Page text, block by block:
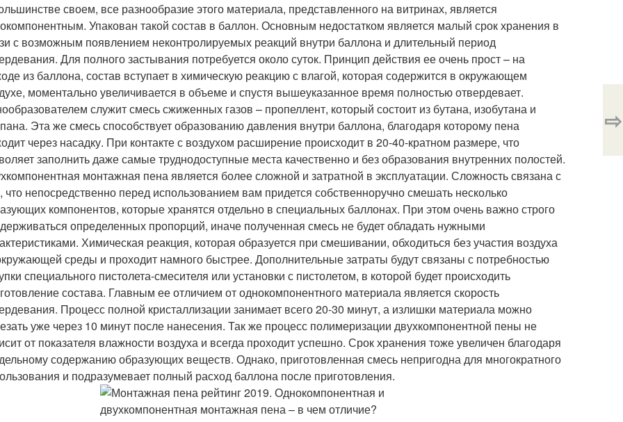
своем, все разнообразие этого материала, представленного на витринах, является
Упакован такой состав в баллон. Основным недостатком является малый срок хранения в
с возможным появлением неконтролируемых реакций внутри баллона и длительный период
Для полного застывания потребуется около суток. Принцип действия ее очень прост – на
из баллона, состав вступает в химическую реакцию с влагой, которая содержится в окружающем
моментально увеличивается в объеме и спустя вышеуказанное время полностью отвердевает.
служит смесь сжиженных газов – пропеллент, который состоит из бутана, изобутана и
Эта же смесь способствует образованию давления внутри баллона, благодаря которому пена
через насадку. При контакте с воздухом расширение происходит в 20-40-кратном размере, что
заполнить даже самые труднодоступные места качественно и без образования внутренних полостей.
монтажная пена является более сложной и затратной в эксплуатации. Сложность связана с
что непосредственно перед использованием вам придется собственноручно смешать несколько
компонентов, которые хранятся отдельно в специальных баллонах. При этом очень важно строго
определенных пропорций, иначе полученная смесь не будет обладать нужными
Химическая реакция, которая образуется при смешивании, обходиться без участия воздуха
среды и проходит намного быстрее. Дополнительные затраты будут связаны с потребностью
специального пистолета-смесителя или установки с пистолетом, в которой будет происходить
состава. Главным ее отличием от однокомпонентного материала является скорость
Процесс полной кристаллизации занимает всего 20-30 минут, а излишки материала можно
уже через 10 минут после нанесения. Так же процесс полимеризации двухкомпонентной пены не
от показателя влажности воздуха и всегда проходит успешно. Срок хранения тоже увеличен благодаря
содержанию образующих веществ. Однако, приготовленная смесь непригодна для многократного
и подразумевает полный расход баллона после приготовления.
⇨